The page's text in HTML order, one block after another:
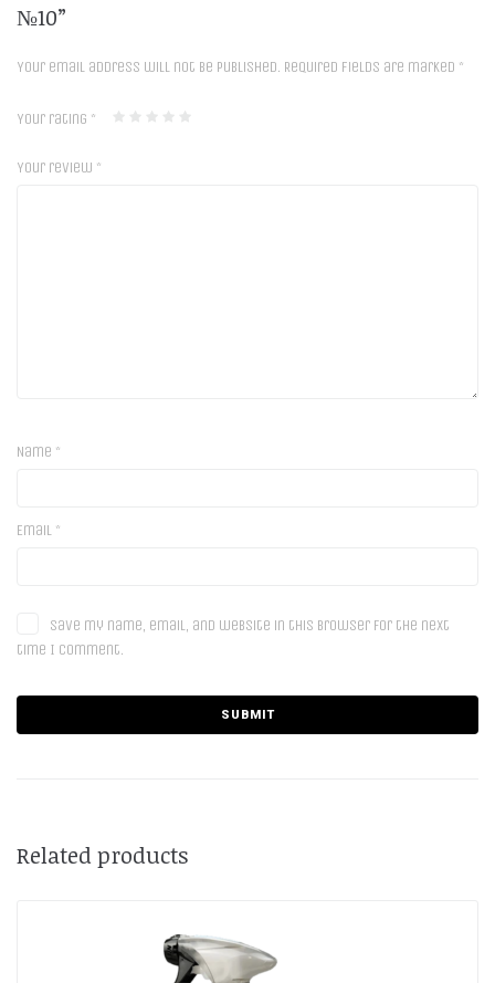
№10”
Your email address will not be published. Required fields are marked *
Your rating *
Your review *
Name *
Email *
Save my name, email, and website in this browser for the next
time I comment.
Related products